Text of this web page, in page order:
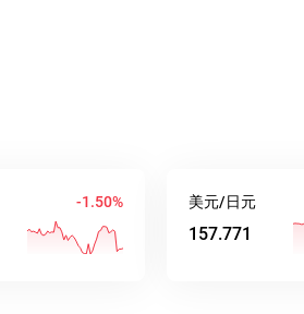
-1.50% 美元/日元
157.771